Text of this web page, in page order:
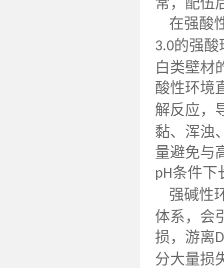
在强酸
3.0的强酸
白类壁材
酸性环境
解反应，
黏、浑浊
量避免与
pH条件下
强碱性
体系，会
损，游离
分大量损